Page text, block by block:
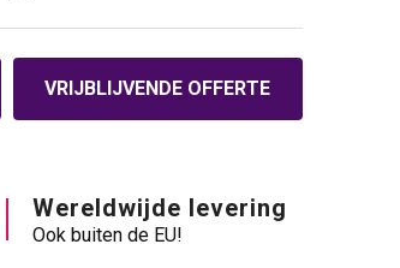
VRIJBLIJVENDE OFFERTE
Wereldwijde levering
Ook buiten de EU!